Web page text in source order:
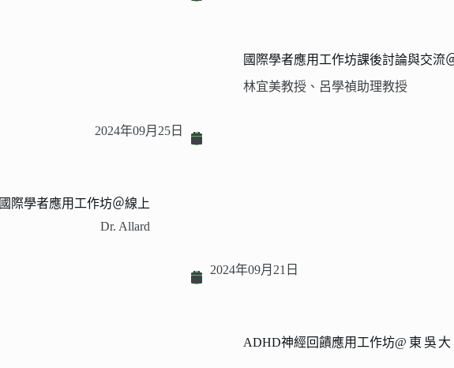
國際學者應用工作坊課後討論與交流
林宜美教授、呂學禎助理教授
2024年09月25日
國際學者應用工作坊＠線上
Dr. Allard
2024年09月21日
ADHD神經回饋應用工作坊@東吳